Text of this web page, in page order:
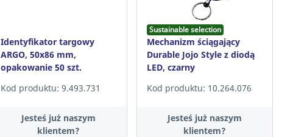
Identyfikator targowy
ARGO, 50x86 mm,
opakowanie 50 szt.
Kod produktu: 9.493.731
Jesteś już naszym
klientem?
Sustainable selection
Mechanizm ściągający
Durable Jojo Style z diodą
LED, czarny
Kod produktu: 10.264.076
Jesteś już naszym
klientem?